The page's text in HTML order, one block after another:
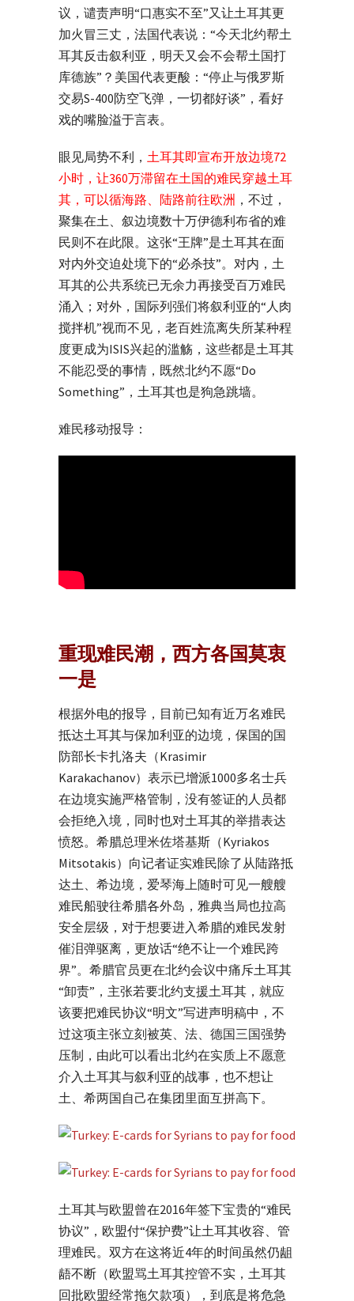
议，谴责声明“口惠实不至”又让土耳其更
加火冒三丈，法国代表说：“今天北约帮土
耳其反击叙利亚，明天又会不会帮土国打
库德族”？美国代表更酸：“停止与俄罗斯
交易S-400防空飞弹，一切都好谈”，看好
戏的嘴脸溢于言表。
眼见局势不利， 土耳其即宣布开放边境72
小时，让360万滞留在土国的难民穿越土耳
其，可以循海路、陆路前往欧洲 ，不过，
聚集在土、叙边境数十万伊德利布省的难
民则不在此限。这张“王牌”是土耳其在面
对内外交迫处境下的“必杀技”。对内，土
耳其的公共系统已无余力再接受百万难民
涌入；对外，国际列强们将叙利亚的“人肉
搅拌机”视而不见，老百姓流离失所某种程
度更成为ISIS兴起的滥觞，这些都是土耳其
不能忍受的事情，既然北约不愿“Do
Something”，土耳其也是狗急跳墙。
难民移动报导：
重现难民潮，西方各国莫衷
一是
根据外电的报导，目前已知有近万名难民
抵达土耳其与保加利亚的边境，保国的国
防部长卡扎洛夫（Krasimir
Karakachanov）表示已增派1000多名士兵
在边境实施严格管制，没有签证的人员都
会拒绝入境，同时也对土耳其的举措表达
愤怒。希腊总理米佐塔基斯（Kyriakos
Mitsotakis）向记者证实难民除了从陆路抵
达土、希边境，爱琴海上随时可见一艘艘
难民船驶往希腊各外岛，雅典当局也拉高
安全层级，对于想要进入希腊的难民发射
催泪弹驱离，更放话“绝不让一个难民跨
界”。希腊官员更在北约会议中痛斥土耳其
“卸责”，主张若要北约支援土耳其，就应
该要把难民协议“明文”写进声明稿中，不
过这项主张立刻被英、法、德国三国强势
压制，由此可以看出北约在实质上不愿意
介入土耳其与叙利亚的战事，也不想让
土、希两国自己在集团里面互拼高下。
土耳其与欧盟曾在2016年签下宝贵的“难民
协议”，欧盟付“保护费”让土耳其收容、管
理难民。双方在这将近4年的时间虽然仍龃
龉不断（欧盟骂土耳其控管不实，土耳其
回批欧盟经常拖欠款项），到底是将危急